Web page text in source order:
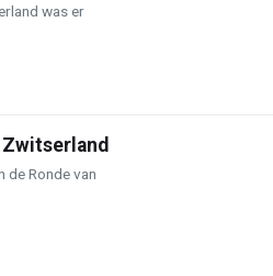
was er
de Ronde van